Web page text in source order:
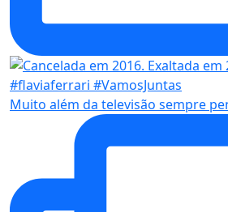
Muito além da televisão sempre